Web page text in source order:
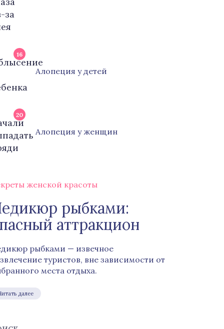
16
Алопеция у детей
20
Алопеция у женщин
женской красоты
рыбками:
аттракцион
рыбками — извечное
туристов, вне зависимости от
места отдыха.
далее